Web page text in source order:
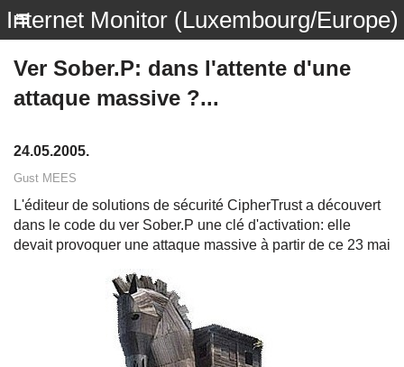
Internet Monitor (Luxembourg/Europe)
Ver Sober.P: dans l'attente d'une
attaque massive ?...
24.05.2005.
Gust MEES
L'éditeur de solutions de sécurité CipherTrust a découvert
dans le code du ver Sober.P une clé d'activation: elle
devait provoquer une attaque massive à partir de ce 23 mai